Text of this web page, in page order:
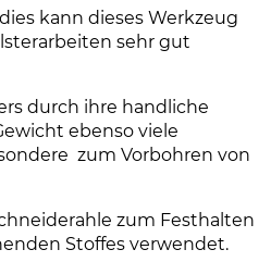
kann dieses Werkzeug
sehr gut
durch ihre handliche
ebenso viele
zum Vorbohren von
zum Festhalten
Stoffes verwendet.